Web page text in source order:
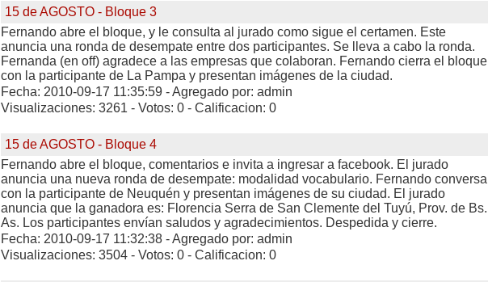
15 de AGOSTO - Bloque 3
Fernando abre el bloque, y le consulta al jurado como sigue el certamen. Este
anuncia una ronda de desempate entre dos participantes. Se lleva a cabo la ronda.
Fernanda (en off) agradece a las empresas que colaboran. Fernando cierra el bloque
con la participante de La Pampa y presentan imágenes de la ciudad.
Fecha: 2010-09-17 11:35:59 - Agregado por: admin
Visualizaciones: 3261 - Votos: 0 - Calificacion: 0
15 de AGOSTO - Bloque 4
Fernando abre el bloque, comentarios e invita a ingresar a facebook. El jurado
anuncia una nueva ronda de desempate: modalidad vocabulario. Fernando conversa
con la participante de Neuquén y presentan imágenes de su ciudad. El jurado
anuncia que la ganadora es: Florencia Serra de San Clemente del Tuyú, Prov. de Bs.
As. Los participantes envían saludos y agradecimientos. Despedida y cierre.
Fecha: 2010-09-17 11:32:38 - Agregado por: admin
Visualizaciones: 3504 - Votos: 0 - Calificacion: 0